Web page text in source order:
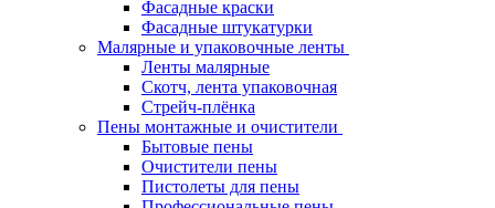
Фасадные краски
Фасадные штукатурки
Малярные и упаковочные ленты
Ленты малярные
Скотч, лента упаковочная
Стрейч-плёнка
Пены монтажные и очистители
Бытовые пены
Очистители пены
Пистолеты для пены